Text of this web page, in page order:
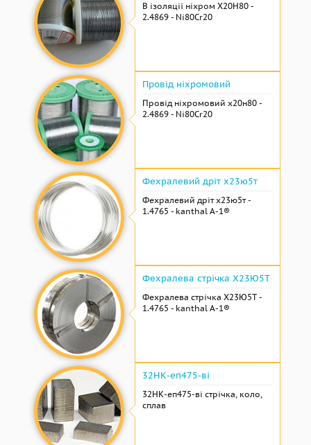
В ізоляції ніхром Х20Н80 -
2.4869 - Ni80Cr20
Провід ніхромовий
Провід ніхромовий х20н80 -
2.4869 - Ni80Cr20
Фехралевий дріт х23ю5т
Фехралевий дріт х23ю5т -
1.4765 - kanthal A-1®
Фехралева стрічка Х23Ю5Т
Фехралева стрічка Х23Ю5Т -
1.4765 - kanthal A-1®
32НК-еп475-ві
32НК-еп475-ві стрічка, коло,
сплав